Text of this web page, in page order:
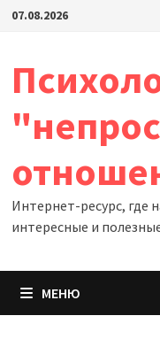
Перейти
07.08.2026
Интернет-ресурс, где
интересные и
МЕНЮ